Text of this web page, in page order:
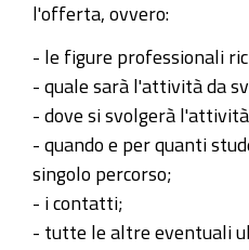
l'offerta, ovvero:
- le figure professionali
- quale sarà l'attività da
- dove si svolgerà
- quando e per quanti
singolo percorso;
- i contatti;
- tutte le altre eventuali